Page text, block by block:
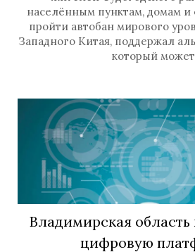
населённым пунктам, домам
пройти автобан мирового
Западного Китая, поддержал
который
Владимирская область
цифровую